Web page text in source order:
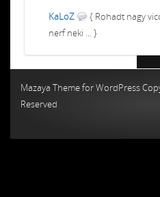
KaLoZ
{ Rohadt nagy
nerf neki ... }
Mazaya Theme for WordPress
Reserved